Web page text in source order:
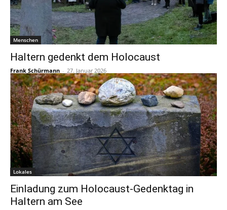
Menschen
Haltern gedenkt dem Holocaust
Frank Schürmann - 27. Januar 2026
Lokales
Einladung zum Holocaust-Gedenktag in
Haltern am See